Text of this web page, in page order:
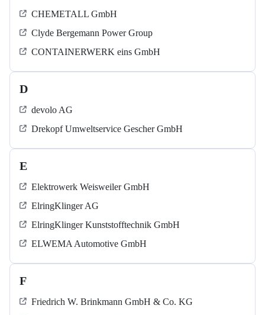
CHEMETALL GmbH
Clyde Bergemann Power Group
CONTAINERWERK eins GmbH
D
devolo AG
Drekopf Umweltservice Gescher GmbH
E
Elektrowerk Weisweiler GmbH
ElringKlinger AG
ElringKlinger Kunststofftechnik GmbH
ELWEMA Automotive GmbH
F
Friedrich W. Brinkmann GmbH & Co. KG